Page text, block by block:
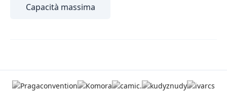
Capacità massima